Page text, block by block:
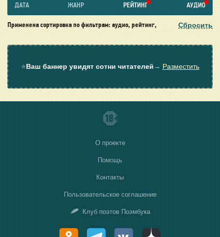
ДАТА ЖАНР РЕЙТИНГ АУДИО
Применена сортировка по фильтрам: аудио, рейтинг, Сбросить
⭐Ваш баннер увидят сотни читателей → Разместить
О проекте
Помощь
Контакты
Пользовательское соглашение
Клуб поэтов Поэмбука